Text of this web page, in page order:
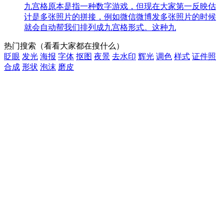
九宫格原本是指一种数字游戏，但现在大家第一反映估
计是多张照片的拼接，例如微信微博发多张照片的时候
就会自动帮我们排列成九宫格形式。这种九
热门搜索 （看看大家都在搜什么）
眨眼 发光 海报 字体 抠图 夜景 去水印 辉光 调色 样式 证件照
合成 形状 泡沫 磨皮